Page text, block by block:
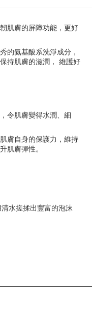
肌膚的屏障功能，更好
的氨基酸系洗淨成分，
持肌膚的滋潤，
維護好
令肌膚變得水潤、細
膚自身的保護力，維持
肌膚彈性。
清水搓揉出豐富的泡沫